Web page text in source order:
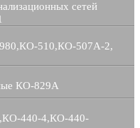
сетей
510,КО-507А-2,
КО-829А
440-4,КО-440-